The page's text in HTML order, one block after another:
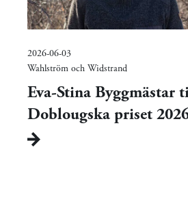
2026-06-03
Wahlström och Widstrand
Eva-Stina Byggmästar
Doblougska priset